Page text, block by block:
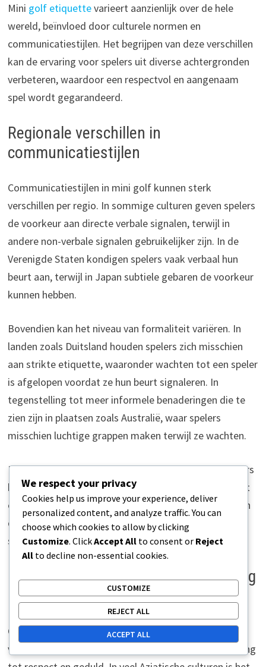
Mini golf etiquettevarieert aanzienlijk over de hele
wereld, beïnvloed door culturele normen en
communicatiestijlen. Het begrijpen van deze verschillen
kan de ervaring voor spelers uit diverse achtergronden
verbeteren, waardoor een respectvol en aangenaam
spel wordt gegarandeerd.
Regionale verschillen in
communicatiestijlen
Communicatiestijlen in mini golf kunnen sterk
verschillen per regio. In sommige culturen geven spelers
de voorkeur aan directe verbale signalen, terwijl in
andere non-verbale signalen gebruikelijker zijn. In de
Verenigde Staten kondigen spelers vaak verbaal hun
beurt aan, terwijl in Japan subtiele gebaren de voorkeur
kunnen hebben.
Bovendien kan het niveau van formaliteit variëren. In
landen zoals Duitsland houden spelers zich misschien
aan strikte etiquette, waaronder wachten tot een speler
is afgelopen voordat ze hun beurt signaleren. In
tegenstelling tot meer informele benaderingen die te
zien zijn in plaatsen zoals Australië, waar spelers
misschien luchtige grappen maken terwijl ze wachten.
Het begrijpen van deze regionale verschillen kan spelers
helpen sociale interacties op de baan te navigeren. Het
observeren van lokale gebruiken en zich aanpassen aan
de voorkeur communicatiestijl kan een aangenamere
sfeer bevorderen.
Hoe culturele normen mini golf gedrag
beïnvloeden
Culturele normen spelen een cruciale rol in het
vormgeven van mini golf gedrag, vooral met betrekking
We respect your privacy
Cookies help us improve your experience, deliver
personalized content, and analyze traffic. You can
choose which cookies to allow by clicking
Customize. ClickAccept All to consent or Reject
All to decline non-essential cookies.
CUSTOMIZE
REJECT ALL
ACCEPT ALL